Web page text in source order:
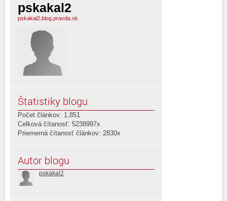
pskakal2
pskakal2.blog.pravda.sk
Štatistiky blogu
Počet článkov: 1,851
Celková čítanosť: 5238997x
Priemerná čítanosť článkov: 2830x
Autor blogu
pskakal2